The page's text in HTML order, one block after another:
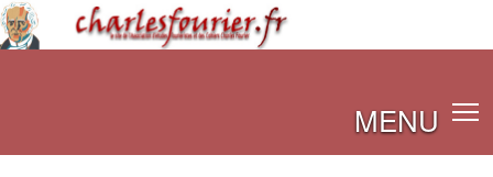
MENU